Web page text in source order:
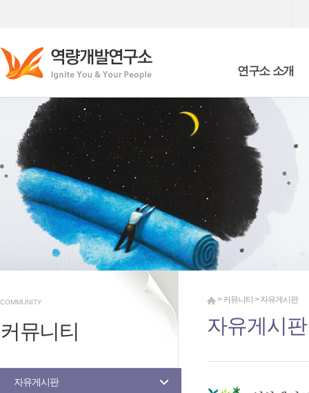
연구소 소개
Who we are
What we are doing
COMMUNITY
커뮤니티
자유게시판
> 커뮤니티 > 자유게시판
자유게시판